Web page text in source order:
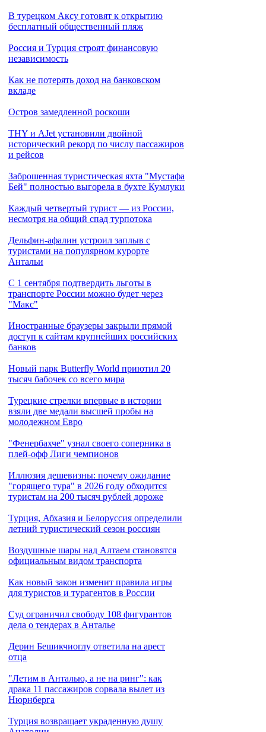
В турецком Аксу готовят к открытию
бесплатный общественный пляж
Россия и Турция строят финансовую
независимость
Как не потерять доход на банковском
вкладе
Остров замедленной роскоши
THY и AJet установили двойной
исторический рекорд по числу пассажиров
и рейсов
Заброшенная туристическая яхта "Мустафа
Бей" полностью выгорела в бухте Кумлуки
Каждый четвертый турист — из России,
несмотря на общий спад турпотока
Дельфин-афалин устроил заплыв с
туристами на популярном курорте
Антальи
С 1 сентября подтвердить льготы в
транспорте России можно будет через
"Макс"
Иностранные браузеры закрыли прямой
доступ к сайтам крупнейших российских
банков
Новый парк Butterfly World приютил 20
тысяч бабочек со всего мира
Турецкие стрелки впервые в истории
взяли две медали высшей пробы на
молодежном Евро
"Фенербахче" узнал своего соперника в
плей-офф Лиги чемпионов
Иллюзия дешевизны: почему ожидание
"горящего тура" в 2026 году обходится
туристам на 200 тысяч рублей дороже
Турция, Абхазия и Белоруссия определили
летний туристический сезон россиян
Воздушные шары над Алтаем становятся
официальным видом транспорта
Как новый закон изменит правила игры
для туристов и турагентов в России
Cуд ограничил свободу 108 фигурантов
дела о тендерах в Анталье
Дерин Бешикчиоглу ответила на арест
отца
"Летим в Анталью, а не на ринг": как
драка 11 пассажиров сорвала вылет из
Нюрнберга
Турция возвращает украденную душу